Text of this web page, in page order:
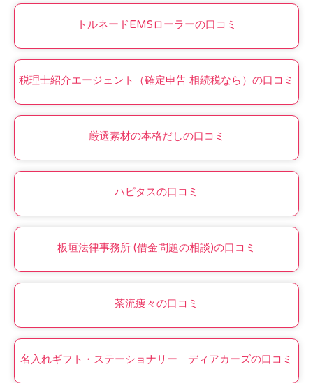
トルネードEMSローラーの口コミ
税理士紹介エージェント（確定申告 相続税なら）の口コミ
厳選素材の本格だしの口コミ
ハピタスの口コミ
板垣法律事務所 (借金問題の相談)の口コミ
茶流痩々の口コミ
名入れギフト・ステーショナリー ディアカーズの口コミ